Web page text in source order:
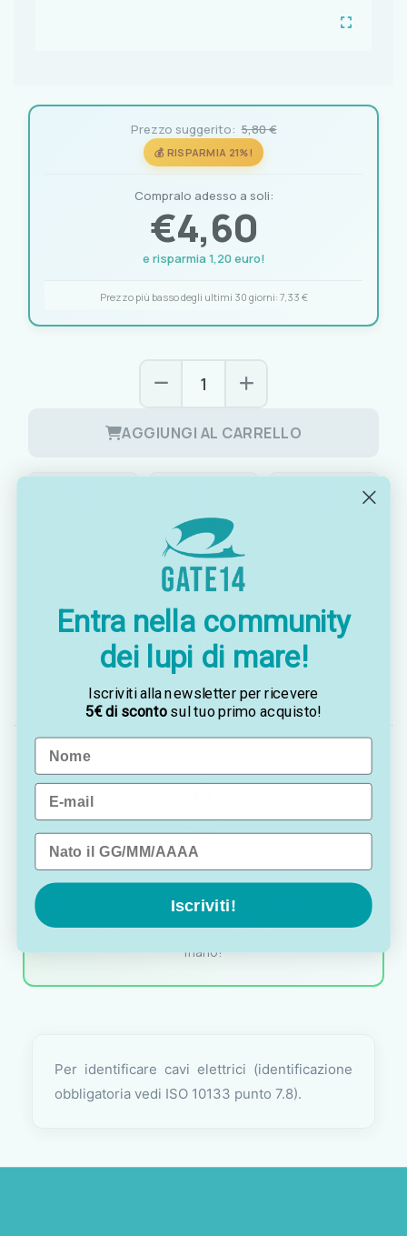
Prezzo suggerito: 5,80 €
💰 RISPARMIA 21%!
Compralo adesso a soli:
€4,60
e risparmia 1,20 euro!
Prezzo più basso degli ultimi 30 giorni: 7,33 €
AGGIUNGI AL CARRELLO
Pagamenti sicuri
Sicuri al 100%
Caratteristiche principali
Per identificare cavi elettrici (identificazione
obbligatoria vedi ISO 10133 punto 7.8).
OTTAVIA
Customer assistance team
Sei indeciso? Vuoi un consiglio? Preferisci ordinare
telefonicamente?
mano!
Per identificare cavi elettrici (identificazione
obbligatoria vedi ISO 10133 punto 7.8).
Entra nella community
dei lupi di mare!
Iscriviti alla newsletter per ricevere
5€ di scontosul tuo primo acquisto!
Name
Email
Data di nascita
Iscriviti!